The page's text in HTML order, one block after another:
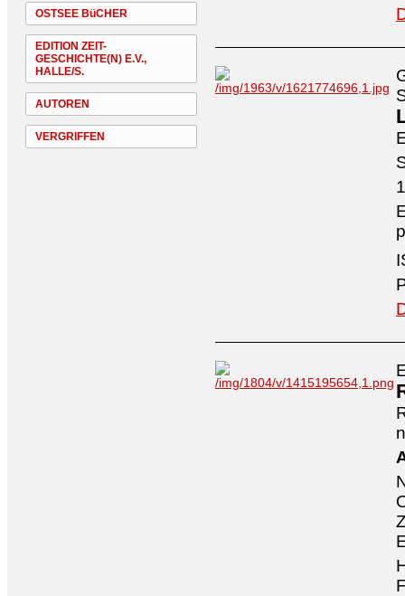
OSTSEE BüCHER
EDITION ZEIT-
GESCHICHTE(N) E.V.,
HALLE/S.
AUTOREN
VERGRIFFEN